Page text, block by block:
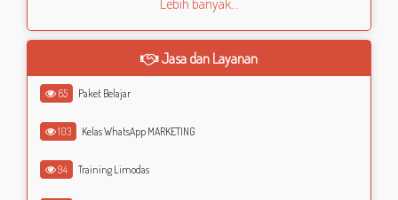
Lebih banyak...
Jasa dan Layanan
65 Paket Belajar
103 Kelas WhatsApp MARKETING
94 Training Limodas